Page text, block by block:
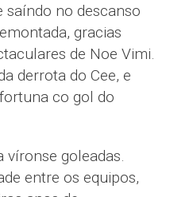
saíndo no descanso
gracias
de Noe Vimi.
derrota do Cee, e
co gol do
víronse goleadas.
entre os equipos,